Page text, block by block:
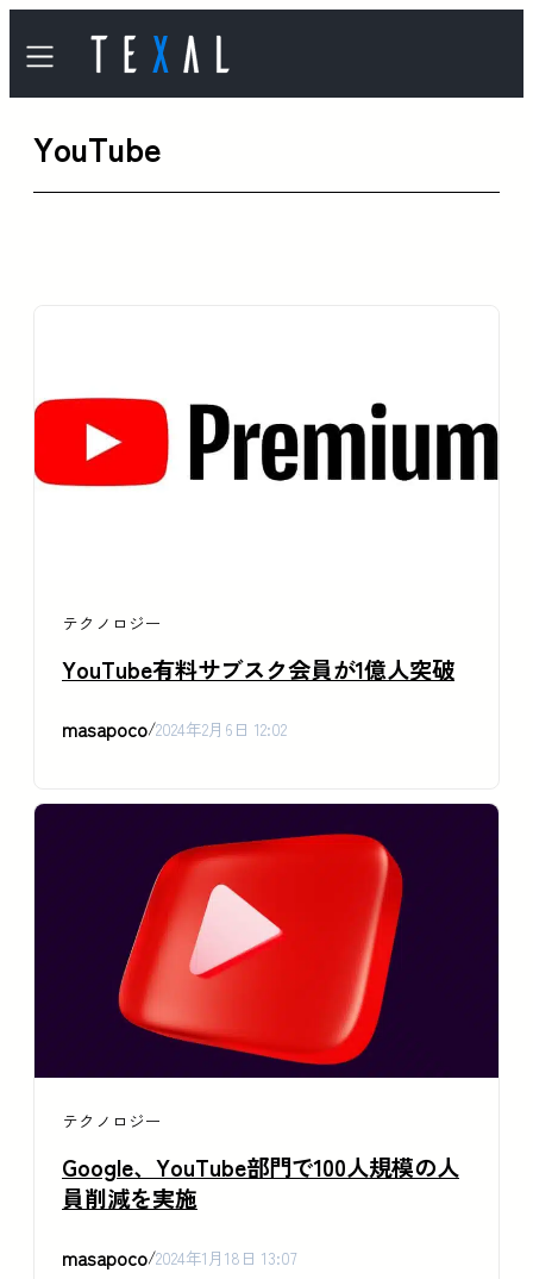
容
を
YouTube
テクノロジー
YouTube有料サブスク会員が1億人突破
masapoco/2024年2月6日 12:02
テクノロジー
Google、YouTube部門で100人規模の人
員削減を実施
masapoco/2024年1月18日 13:07